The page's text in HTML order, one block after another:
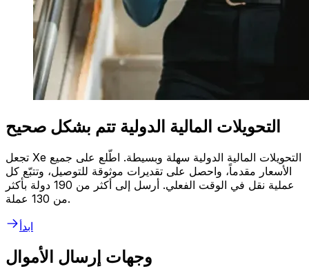
التحويلات المالية الدولية تتم بشكل صحيح
تجعل Xe التحويلات المالية الدولية سهلة وبسيطة. اطّلع على جميع
الأسعار مقدماً، واحصل على تقديرات موثوقة للتوصيل، وتتبّع كل
عملية نقل في الوقت الفعلي. أرسل إلى أكثر من 190 دولة بأكثر
من 130 عملة.
ابدأ
وجهات إرسال الأموال